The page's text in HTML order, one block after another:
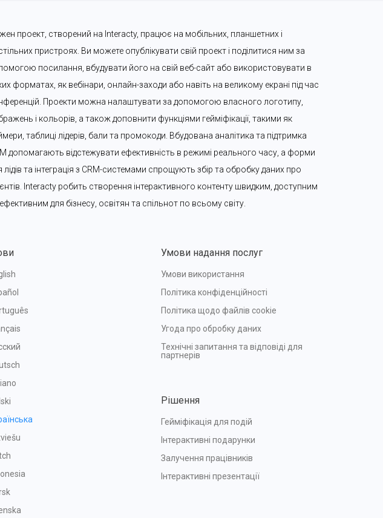
проект, створений на Interacty, працює на мобільних, планшетних і
пристроях. Ви можете опублікувати свій проект і поділитися ним за
посилання, вбудувати його на свій веб-сайт або використовувати в
форматах, як вебінари, онлайн-заходи або навіть на великому екрані під час
Проекти можна налаштувати за допомогою власного логотипу,
і кольорів, а також доповнити функціями гейміфікації, такими як
таблиці лідерів, бали та промокоди. Вбудована аналітика та підтримка
допомагають відстежувати ефективність в режимі реального часу, а форми
лідів та інтеграція з CRM-системами спрощують збір та обробку даних про
Interacty робить створення інтерактивного контенту швидким, доступним
для бізнесу, освітян та спільнот по всьому світу.
Умови надання послуг
Умови використання
Політика конфіденційності
Політика щодо файлів cookie
Угода про обробку даних
Технічні запитання та відповіді для
партнерів
Рішення
Гейміфікація для подій
Інтерактивні подарунки
Залучення працівників
Інтерактивні презентації